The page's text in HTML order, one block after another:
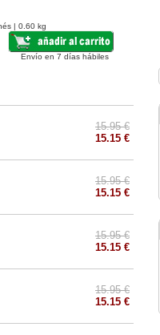
| 0.60 kg
Envío en 7 días hábiles
15.95 €
15.15 €
15.95 €
15.15 €
15.95 €
15.15 €
15.95 €
15.15 €